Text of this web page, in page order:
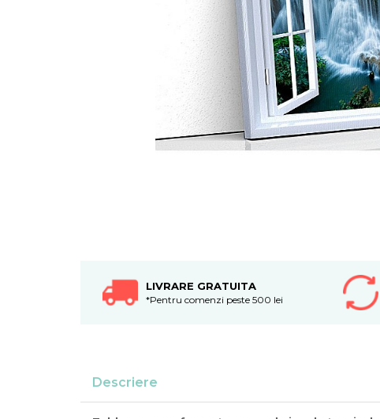
LIVRARE GRATUITA
*Pentru comenzi peste 500 lei
Descriere